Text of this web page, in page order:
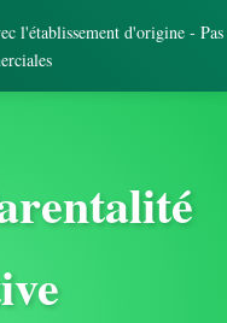
l'établissement d'origine - Pas